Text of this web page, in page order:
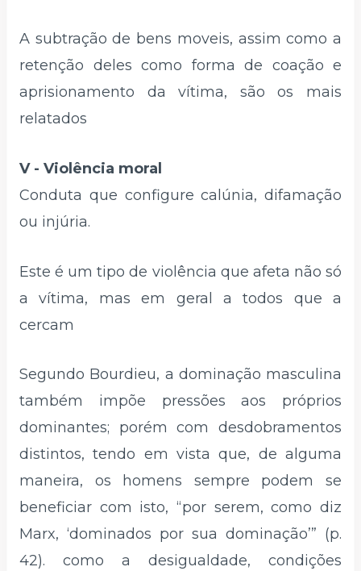
A subtração de bens moveis, assim como a
retenção deles como forma de coação e
aprisionamento da vítima, são os mais
relatados
V - Violência moral
Conduta que configure calúnia, difamação
ou injúria.
Este é um tipo de violência que afeta não só
a vítima, mas em geral a todos que a
cercam
Segundo Bourdieu, a dominação masculina
também impõe pressões aos próprios
dominantes; porém com desdobramentos
distintos, tendo em vista que, de alguma
maneira, os homens sempre podem se
beneficiar com isto, “por serem, como diz
Marx, ‘dominados por sua dominação’” (p.
42). como a desigualdade, condições